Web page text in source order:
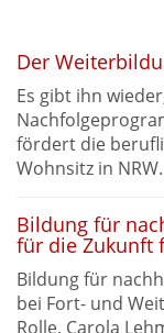
Der
Es gibt ihn
fördert die
Wohnsitz in NRW.
Bildung für
für die Zukunft
Bildung für
bei Fort- und
Rolle. Carola